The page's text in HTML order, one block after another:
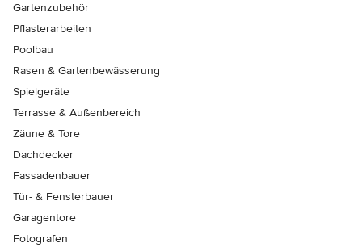
Gartenzubehör
Pflasterarbeiten
Poolbau
Rasen & Gartenbewässerung
Spielgeräte
Terrasse & Außenbereich
Zäune & Tore
Dachdecker
Fassadenbauer
Tür- & Fensterbauer
Garagentore
Fotografen